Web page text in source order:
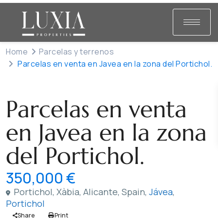
Home
Parcelas y terrenos
Parcelas en venta en Javea en la zona del Portichol.
Parcelas en venta
en Javea en la zona
del Portichol.
350,000 €
Portichol, Xàbia, Alicante, Spain, Jávea,
Portichol
Share Print